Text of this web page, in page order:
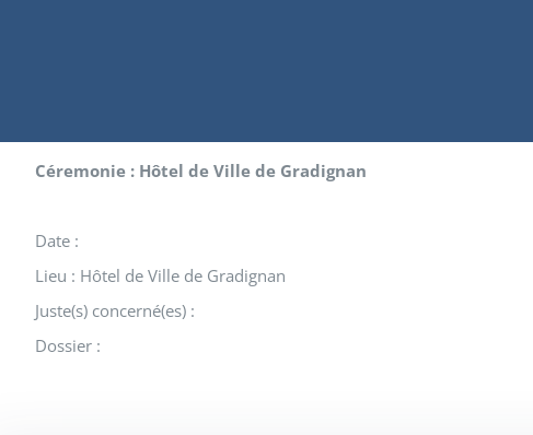
Céremonie : Hôtel de Ville de Gradignan
Date :
Lieu : Hôtel de Ville de Gradignan
Juste(s) concerné(es) :
Dossier :